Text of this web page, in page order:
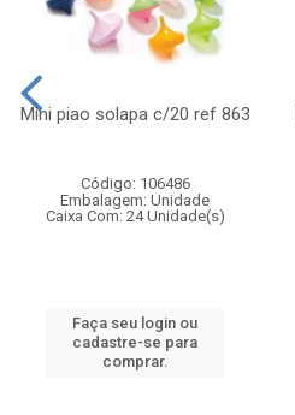
Mini piao solapa c/20 ref 863
Código: 106486
Embalagem: Unidade
Caixa Com: 24 Unidade(s)
Faça seu login ou
cadastre-se para
comprar.